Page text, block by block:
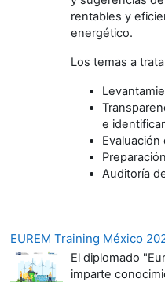
rentables y
energético.
Los temas a
e
Auditoría
EUREM Training México
El diplomado
imparte